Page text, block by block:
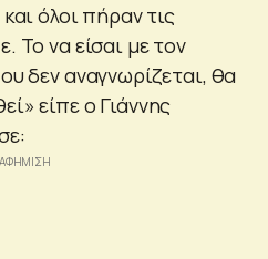
όλοι πήραν τις
Το να είσαι με τον
δεν αναγνωρίζεται, θα
είπε ο Γιάννης